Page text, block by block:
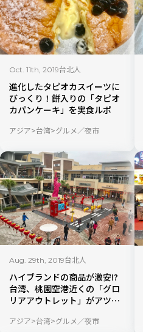
Oct. 11th, 2019台北人
進化したタピオカスイーツに
びっくり！餅入りの「タピオ
カパンケーキ」を実食ルポ
アジア 台湾 グルメ／夜市
Aug. 29th, 2019台北人
ハイブランドの商品が激安!?
台湾、桃園空港近くの「グロ
リアアウトレット」がアツ
アジア 台湾 グルメ／夜市